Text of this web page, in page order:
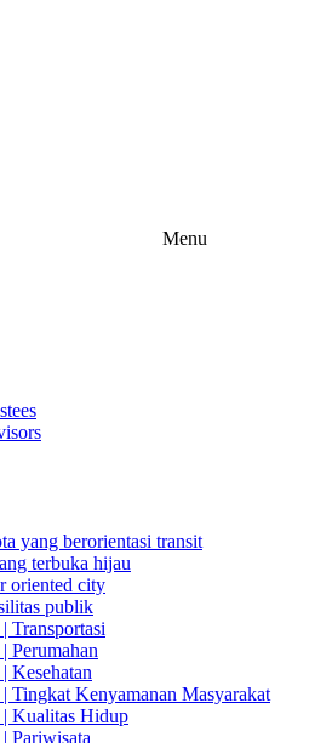
Menu
yang berorientasi transit
terbuka hijau
oriented city
publik
Transportasi
Perumahan
Kesehatan
Tingkat Kenyamanan Masyarakat
Kualitas Hidup
Pariwisata